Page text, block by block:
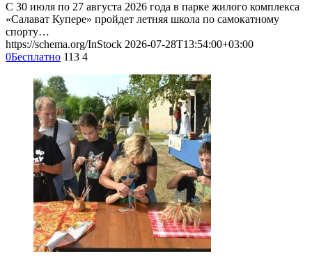
С 30 июля по 27 августа 2026 года в парке жилого комплекса
«Салават Купере» пройдет летняя школа по самокатному
спорту…
https://schema.org/InStock 2026-07-28T13:54:00+03:00
0Бесплатно 113 4